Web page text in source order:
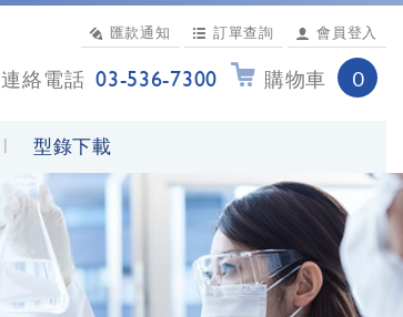
匯款通知 訂單查詢 會員登入
連絡電話 03-536-7300 購物車 0
型錄下載